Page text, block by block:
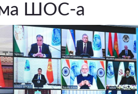
ШОС-а